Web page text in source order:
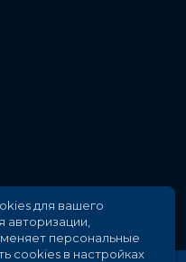
для вашего
авторизации,
персональные
cookies в настройках